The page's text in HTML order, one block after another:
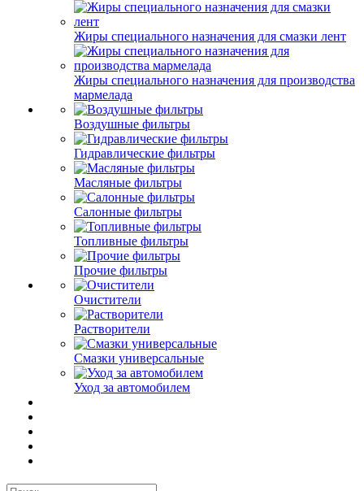
Жиры специального назначения для смазки лент
Жиры специального назначения для производства
мармелада
Воздушные фильтры
Гидравлические фильтры
Масляные фильтры
Салонные фильтры
Топливные фильтры
Прочие фильтры
Очистители
Растворители
Смазки универсальные
Уход за автомобилем